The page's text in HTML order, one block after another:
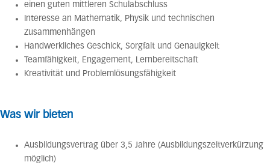
einen guten mittleren Schulabschluss
Interesse an Mathematik, Physik und technischen
Zusammenhängen
Handwerkliches Geschick, Sorgfalt und Genauigkeit
Teamfähigkeit, Engagement, Lernbereitschaft
Kreativität und Problemlösungsfähigkeit
Was wir bieten
Ausbildungsvertrag über 3,5 Jahre (Ausbildungszeitverkürzung
möglich)